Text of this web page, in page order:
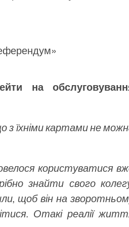
на
з їхніми картами не
користуватися
знайти свого
щоб він на
Отакі реалії